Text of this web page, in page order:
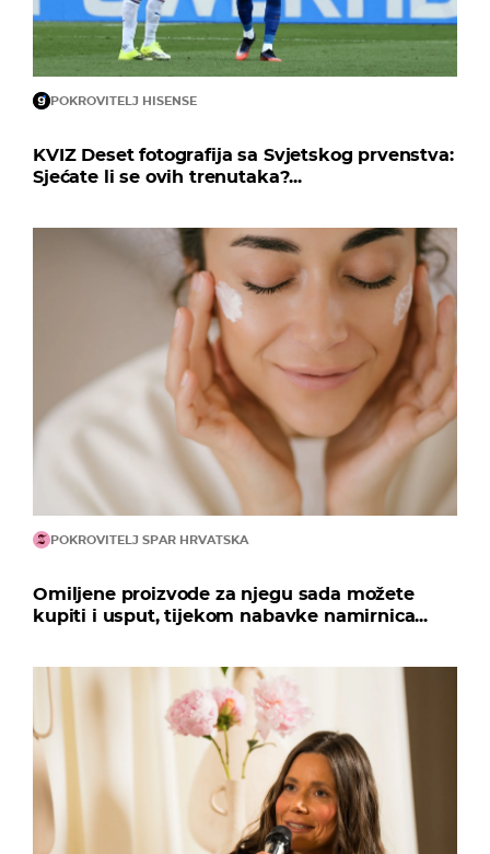
POKROVITELJ HISENSE
KVIZ Deset fotografija sa Svjetskog prvenstva:
Sjećate li se ovih trenutaka?...
POKROVITELJ SPAR HRVATSKA
Omiljene proizvode za njegu sada možete
kupiti i usput, tijekom nabavke namirnica...